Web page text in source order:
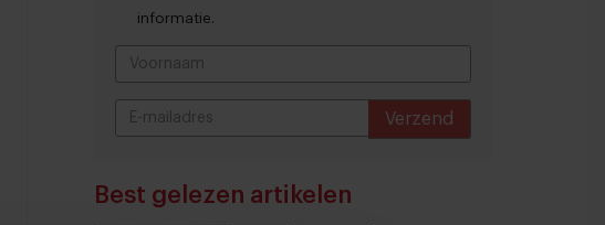
informatie.
Verzend
Best gelezen artikelen